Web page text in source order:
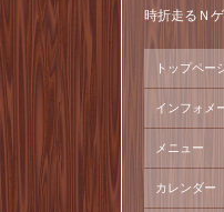
時折走るＮ
トップペー
インフォメ
メニュー
カレンダー